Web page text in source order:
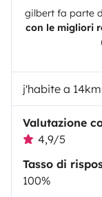
gilbert fa parte
con le migliori
j'habite a
Valutazione
4,9/5
Tasso di
100%